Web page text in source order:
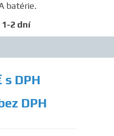
batérie.
1-2 dní
s DPH
DPH